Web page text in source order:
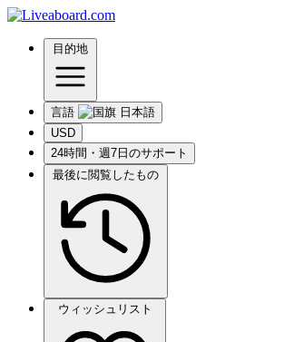
目的地
言語
USD
24時間・週7日のサポート
最後に閲覧したもの
ウィッシュリスト